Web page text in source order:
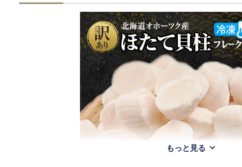
もっと見る